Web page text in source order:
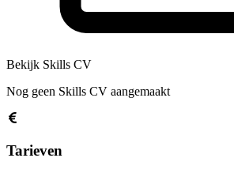
Bekijk Skills CV
Nog geen Skills CV aangemaakt
Tarieven